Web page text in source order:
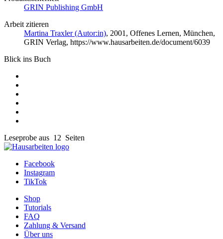
GRIN Publishing GmbH
Arbeit zitieren
Martina Traxler (Autor:in), 2001, Offenes Lernen, München,
GRIN Verlag, https://www.hausarbeiten.de/document/6039
Blick ins Buch
Leseprobe aus 12 Seiten
Facebook
Instagram
TikTok
Shop
Tutorials
FAQ
Zahlung & Versand
Über uns